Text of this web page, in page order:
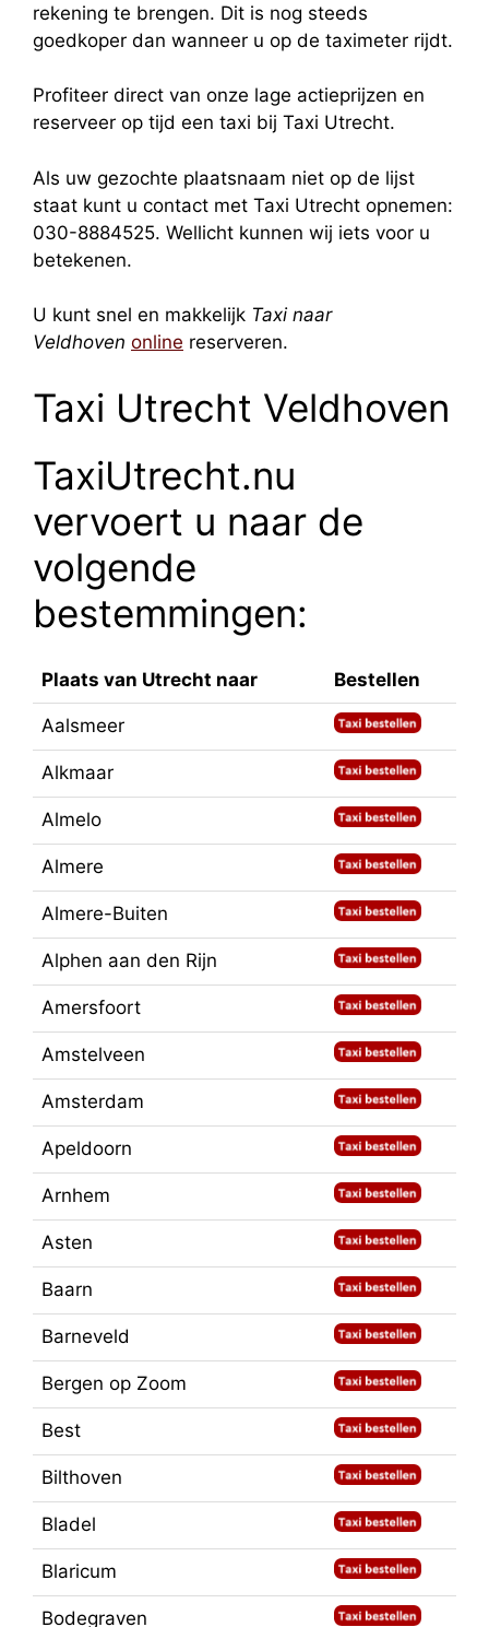
rekening te brengen. Dit is nog steeds
goedkoper dan wanneer u op de taximeter rijdt.
Profiteer direct van onze lage actieprijzen en
reserveer op tijd een taxi bij Taxi Utrecht.
Als uw gezochte plaatsnaam niet op de lijst
staat kunt u contact met Taxi Utrecht opnemen:
030-8884525. Wellicht kunnen wij iets voor u
betekenen.
U kunt snel en makkelijk Taxi naar
Veldhoven online reserveren.
Taxi Utrecht Veldhoven
TaxiUtrecht.nu
vervoert u naar de
volgende
bestemmingen:
Plaats van Utrecht naar Bestellen
Aalsmeer
Alkmaar
Almelo
Almere
Almere-Buiten
Alphen aan den Rijn
Amersfoort
Amstelveen
Amsterdam
Apeldoorn
Arnhem
Asten
Baarn
Barneveld
Bergen op Zoom
Best
Bilthoven
Bladel
Blaricum
Bodegraven